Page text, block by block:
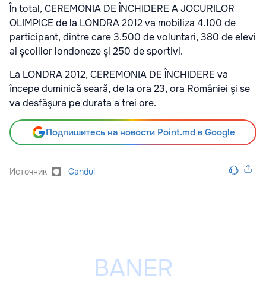
În total, CEREMONIA DE ÎNCHIDERE A JOCURILOR
OLIMPICE de la LONDRA 2012 va mobiliza 4.100 de
participant, dintre care 3.500 de voluntari, 380 de elevi
ai şcolilor londoneze şi 250 de sportivi.
La LONDRA 2012, CEREMONIA DE ÎNCHIDERE va
începe duminică seară, de la ora 23, ora României şi se
va desfăşura pe durata a trei ore.
Подпишитесь на новости Point.md в Google
Источник Gandul